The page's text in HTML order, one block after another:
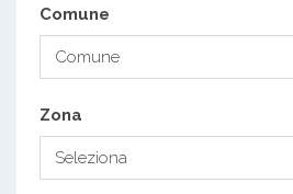
Comune
Zona